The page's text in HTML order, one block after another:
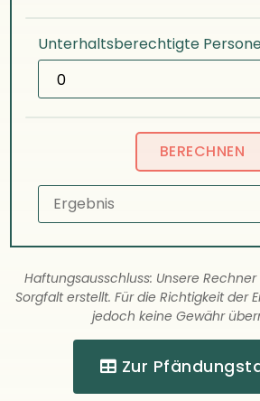
Unterhaltsberechtigte
Haftungsausschluss: Unsere
Sorgfalt erstellt. Für die Richtigkeit der
jedoch keine Gewähr
Zur